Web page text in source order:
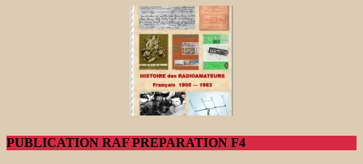
PUBLICATION RAF PREPARATION F4